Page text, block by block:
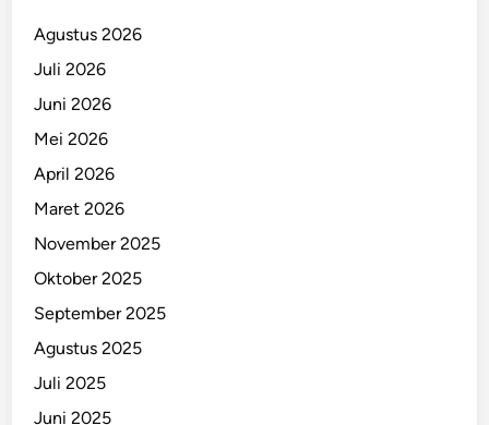
Agustus 2026
Juli 2026
Juni 2026
Mei 2026
April 2026
Maret 2026
November 2025
Oktober 2025
September 2025
Agustus 2025
Juli 2025
Juni 2025